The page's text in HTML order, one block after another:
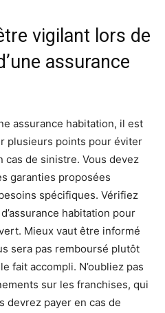
vigilant lors de
assurance
assurance habitation, il est
plusieurs points pour éviter
cas de sinistre. Vous devez
garanties proposées
spécifiques. Vérifiez
habitation pour
Mieux vaut être informé
sera pas remboursé plutôt
fait accompli. N’oubliez pas
sur les franchises, qui
devrez payer en cas de